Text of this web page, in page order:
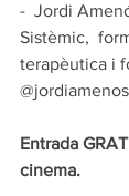
-  Jordi
Sistèmic,
terapèutica i
Entrada
cinema.